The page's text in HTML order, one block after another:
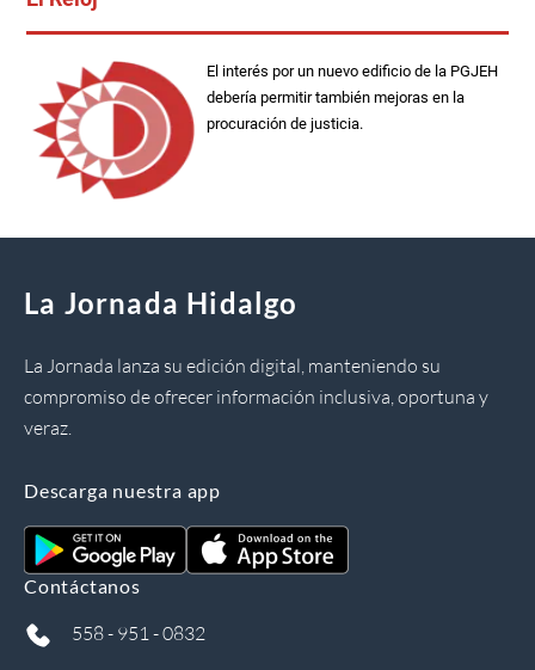
El interés por un nuevo edificio de la PGJEH
debería permitir también mejoras en la
procuración de justicia.
La Jornada Hidalgo
La Jornada lanza su edición digital, manteniendo su
compromiso de ofrecer información inclusiva, oportuna y
veraz.
Descarga nuestra app
Contáctanos
558 - 951 - 0832